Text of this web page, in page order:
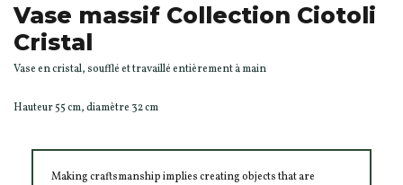
Vase massif Collection Ciotoli
Cristal
Vase en cristal, soufflé et travaillé entièrement à main
Hauteur 55 cm, diamètre 32 cm
Making craftsmanship implies creating objects that are